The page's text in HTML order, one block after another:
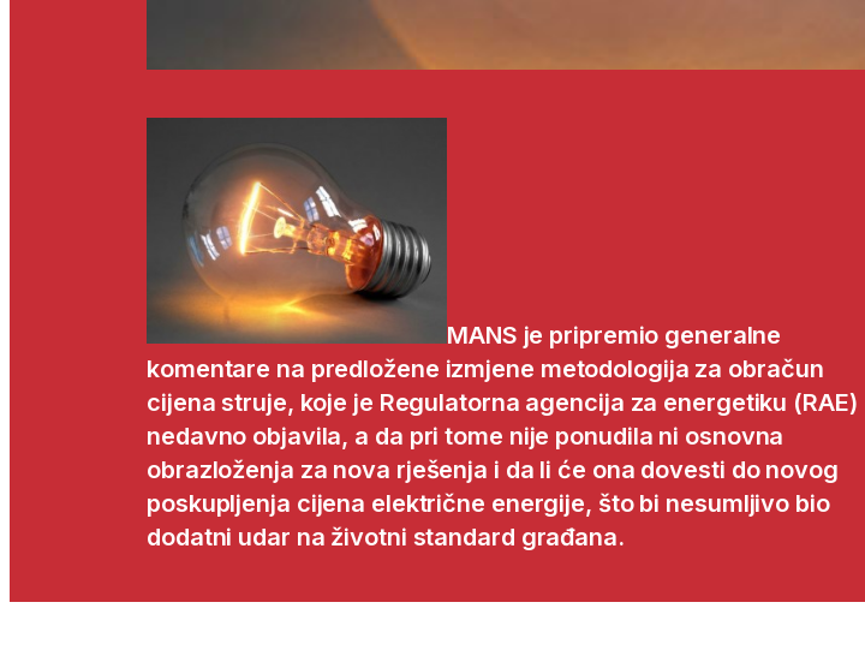
MANS je pripremio generalne
komentare na predložene izmjene metodologija za obračun
cijena struje, koje je Regulatorna agencija za energetiku (RAE)
nedavno objavila, a da pri tome nije ponudila ni osnovna
obrazloženja za nova rješenja i da li će ona dovesti do novog
poskupljenja cijena električne energije, što bi nesumljivo bio
dodatni udar na životni standard građana.